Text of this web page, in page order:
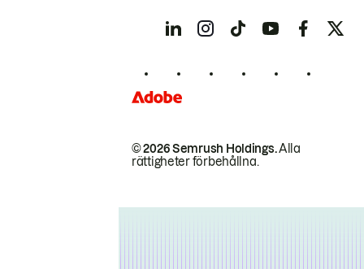
© 2026 Semrush Holdings.Alla
rättigheter förbehållna.